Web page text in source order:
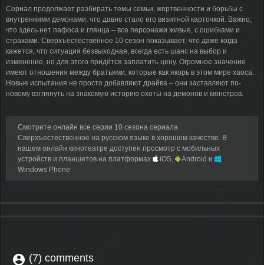
Сериал продолжает разбирать темы семьи, жертвенности и борьбы с
внутренними демонами, что давно стало его визитной карточкой. Важно,
что здесь нет пафоса и глянца – все персонажи живые, с ошибками и
страхами. Сверхъестественное 10 сезон показывает, что даже когда
кажется, что ситуация безвыходная, всегда есть шанс на выбор и
изменение, но для этого придётся заплатить цену. Огромное значение
имеют отношения между братьями, которые как якорь в этом мире хаоса.
Новые испытания не просто добавляют драйва – они заставляют по-
новому взглянуть на знакомую историю охоты на демонов и монстров.
Смотрите онлайн все серии 10 сезона сериала
Сверхъестественное на русском языке в хорошем качестве. В
нашем онлайн кинотеатре доступен просмотр с мобильных
устройств и планшетов на платформах
iOS,
Android и
Windows Phone
(7) comments